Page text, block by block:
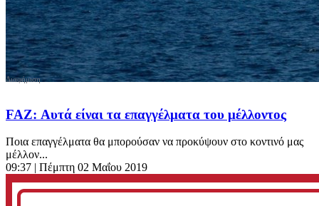
FAZ: Αυτά είναι τα επαγγέλματα του μέλλοντος
Ποια επαγγέλματα θα μπορούσαν να προκύψουν στο κοντινό μας
μέλλον...
09:37 | Πέμπτη 02 Μαΐου 2019